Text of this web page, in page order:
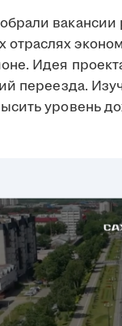
вакансии
Идея
переезда.
уровень